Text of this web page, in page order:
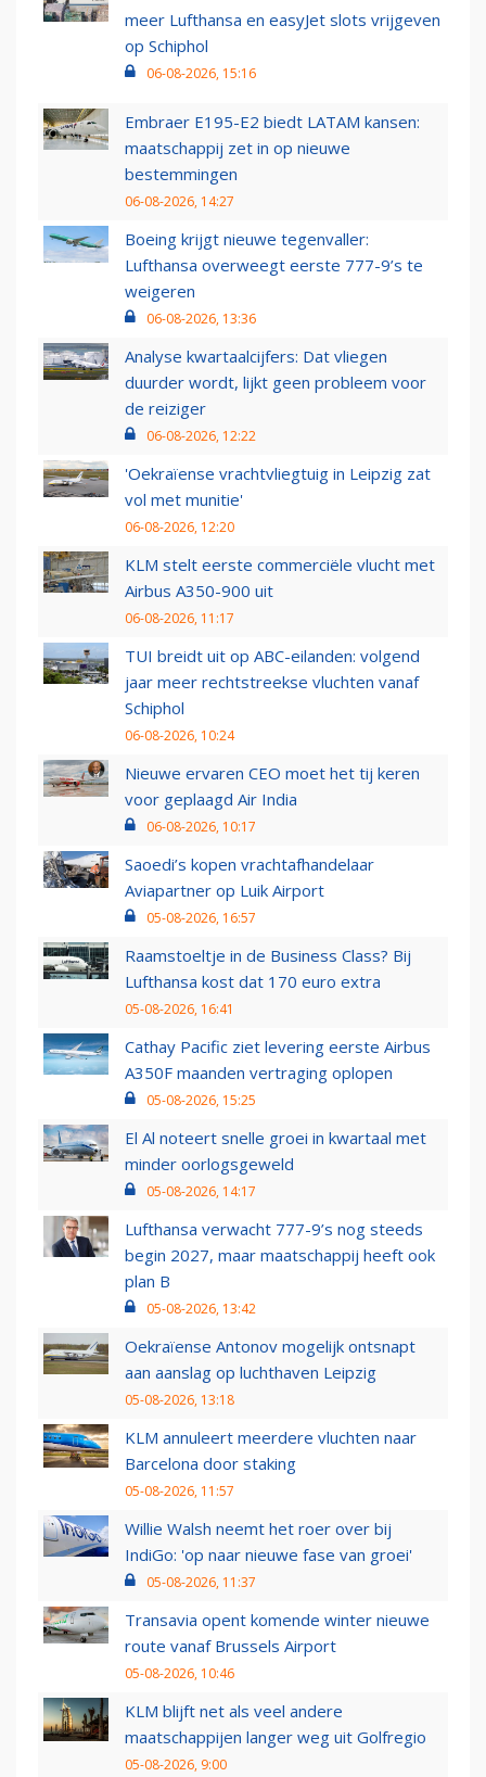
meer Lufthansa en easyJet slots vrijgeven
op Schiphol
06-08-2026, 15:16
Embraer E195-E2 biedt LATAM kansen:
maatschappij zet in op nieuwe
bestemmingen
06-08-2026, 14:27
Boeing krijgt nieuwe tegenvaller:
Lufthansa overweegt eerste 777-9’s te
weigeren
06-08-2026, 13:36
Analyse kwartaalcijfers: Dat vliegen
duurder wordt, lijkt geen probleem voor
de reiziger
06-08-2026, 12:22
'Oekraïense vrachtvliegtuig in Leipzig zat
vol met munitie'
06-08-2026, 12:20
KLM stelt eerste commerciële vlucht met
Airbus A350-900 uit
06-08-2026, 11:17
TUI breidt uit op ABC-eilanden: volgend
jaar meer rechtstreekse vluchten vanaf
Schiphol
06-08-2026, 10:24
Nieuwe ervaren CEO moet het tij keren
voor geplaagd Air India
06-08-2026, 10:17
Saoedi’s kopen vrachtafhandelaar
Aviapartner op Luik Airport
05-08-2026, 16:57
Raamstoeltje in de Business Class? Bij
Lufthansa kost dat 170 euro extra
05-08-2026, 16:41
Cathay Pacific ziet levering eerste Airbus
A350F maanden vertraging oplopen
05-08-2026, 15:25
El Al noteert snelle groei in kwartaal met
minder oorlogsgeweld
05-08-2026, 14:17
Lufthansa verwacht 777-9’s nog steeds
begin 2027, maar maatschappij heeft ook
plan B
05-08-2026, 13:42
Oekraïense Antonov mogelijk ontsnapt
aan aanslag op luchthaven Leipzig
05-08-2026, 13:18
KLM annuleert meerdere vluchten naar
Barcelona door staking
05-08-2026, 11:57
Willie Walsh neemt het roer over bij
IndiGo: 'op naar nieuwe fase van groei'
05-08-2026, 11:37
Transavia opent komende winter nieuwe
route vanaf Brussels Airport
05-08-2026, 10:46
KLM blijft net als veel andere
maatschappijen langer weg uit Golfregio
05-08-2026, 9:00